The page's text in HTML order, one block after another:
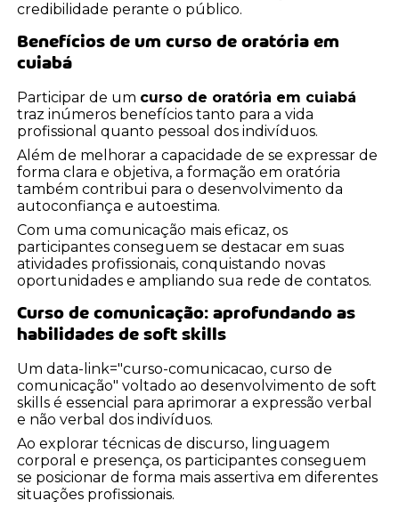
credibilidade perante o público.
Benefícios de umcurso de oratória em
cuiabá
Participar de um curso de oratória em cuiabá
traz inúmeros benefícios tanto para a vida
profissional quanto pessoal dos indivíduos.
Além de melhorar a capacidade de se expressar de
forma clara e objetiva, a formação em oratória
também contribui para o desenvolvimento da
autoconfiança e autoestima.
Com uma comunicação mais eficaz, os
participantes conseguem se destacar em suas
atividades profissionais, conquistando novas
oportunidades e ampliando sua rede de contatos.
Curso de comunicação: aprofundando as
habilidades de soft skills
Um data-link="curso-comunicacao, curso de
comunicação" voltado ao desenvolvimento de soft
skills é essencial para aprimorar a expressão verbal
e não verbal dos indivíduos.
Ao explorar técnicas de discurso, linguagem
corporal e presença, os participantes conseguem
se posicionar de forma mais assertiva em diferentes
situações profissionais.